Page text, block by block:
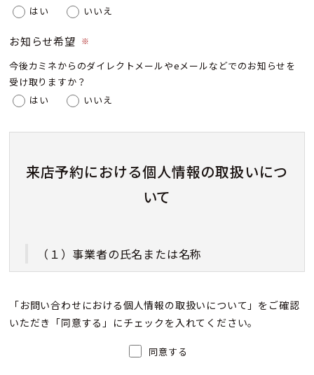
はい
いいえ
お知らせ希望 ※
今後カミネからのダイレクトメールやeメールなどでのお知らせを
受け取りますか？
はい
いいえ
来店予約における個人情報の取扱いにつ
いて
（１）事業者の氏名または名称
（２）個人情報保護管理者（若しくはその代理
人）の氏名又は職名、所属及び連絡先
「お問い合わせにおける個人情報の取扱いについて」をご確認
いただき「同意する」にチェックを入れてください。
同意する